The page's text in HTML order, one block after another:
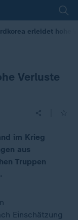
erleidet hohe
Verluste
im Krieg
aus
Truppen
Einschätzung